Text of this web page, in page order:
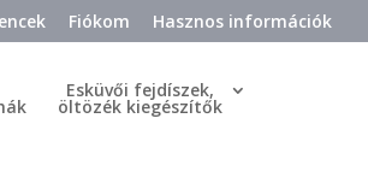
Fiókom Hasznos információk
Esküvői fejdíszek,
öltözék kiegészítők